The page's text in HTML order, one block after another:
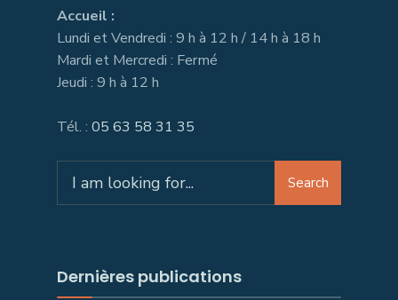
Accueil :
Lundi et Vendredi : 9 h à 12 h / 14 h à 18 h
Mardi et Mercredi : Fermé
Jeudi : 9 h à 12 h
Tél. : 05 63 58 31 35
for:
Search
Dernières publications